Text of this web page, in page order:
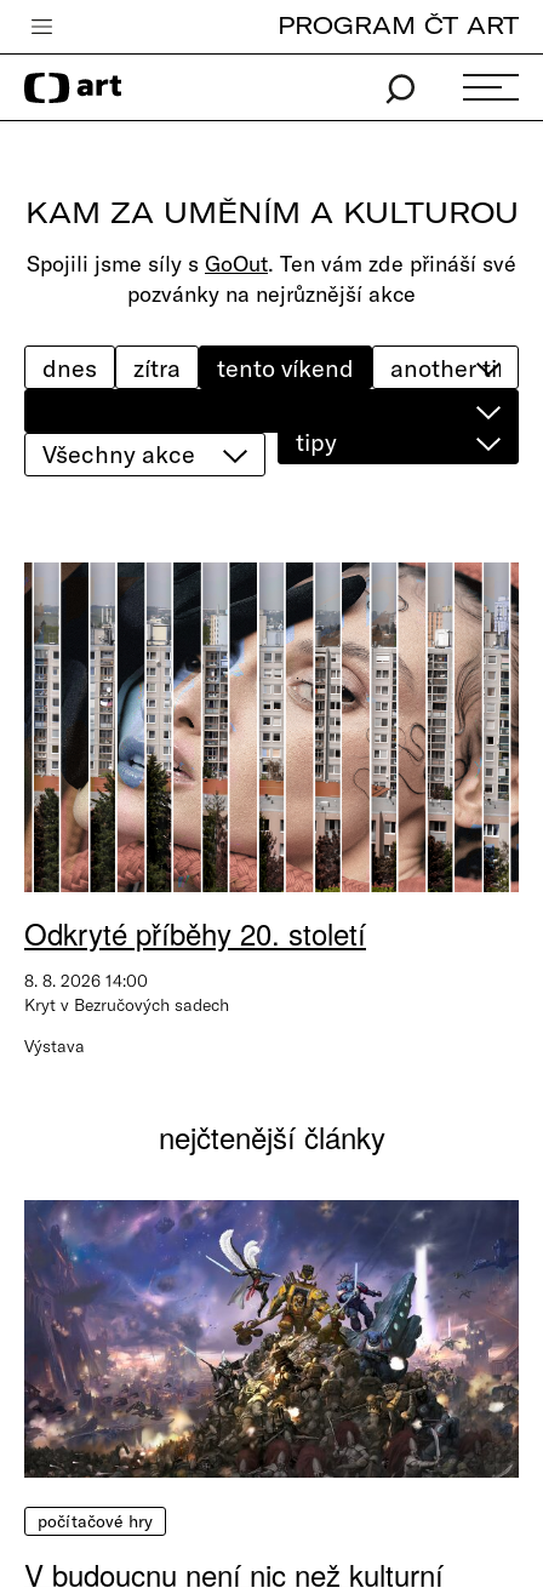
Česká televize
Zpravodajství
iVysílání
TV program
edu
PROGRAM ČT ART
KAM ZA UMĚNÍM A KULTUROU
Spojili jsme síly s GoOut. Ten vám zde přináší své
pozvánky na nejrůznější akce
Všechny akce
dnes zítra tento víkend
tipy
Odkryté příběhy 20. století
8. 8. 2026 14:00
Kryt v Bezručových sadech
Výstava
nejčtenější články
počítačové hry
V budoucnu není nic než kulturní